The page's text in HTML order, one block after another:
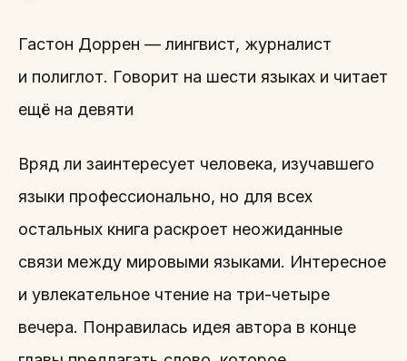
Гастон Доррен — лингвист, журналист
и полиглот. Говорит на шести языках и читает
ещё на девяти
Вряд ли заинтересует человека, изучавшего
языки профессионально, но для всех
остальных книга раскроет неожиданные
связи между мировыми языками. Интересное
и увлекательное чтение на три-четыре
вечера. Понравилась идея автора в конце